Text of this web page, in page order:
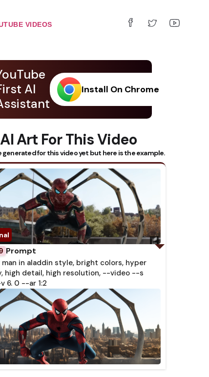
VIDEOS
AI
Install On Chrome
AI Art For This Video
generated for this video yet but here is the example.
Prompt
man in aladdin style, bright colors, hyper
high detail, high resolution, --video --s
6. 0 --ar 1:2